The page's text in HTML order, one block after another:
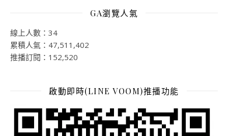
GA瀏覽人氣
線上人數：34
累積人氣：47,511,402
推播訂閱：152,520
啟動即時(LINE VOOM)推播功能